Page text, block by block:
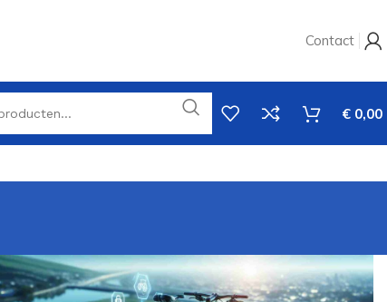
Contact
€ 0,00